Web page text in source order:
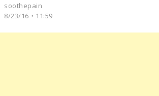
soothepain
8/23/16，11:59